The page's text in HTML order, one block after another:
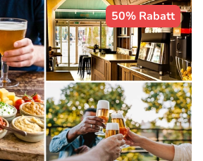
50% Rabatt